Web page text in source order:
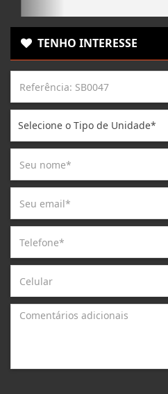
TENHO INTERESSE
Selecione o Tipo de Unidade*